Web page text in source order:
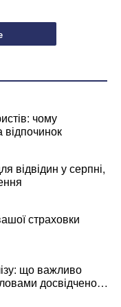
чому
відвідин у серпні,
страховки
що важливо
досвідченої